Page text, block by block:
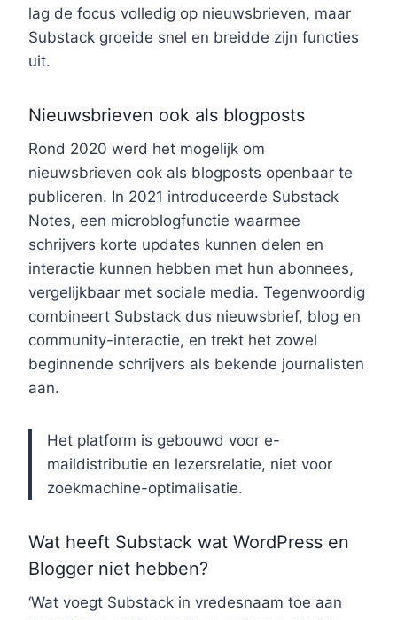
lag de focus volledig op nieuwsbrieven, maar
Substack groeide snel en breidde zijn functies
uit.
Nieuwsbrieven ook als blogposts
Rond 2020 werd het mogelijk om
nieuwsbrieven ook als blogposts openbaar te
publiceren. In 2021 introduceerde Substack
Notes, een microblogfunctie waarmee
schrijvers korte updates kunnen delen en
interactie kunnen hebben met hun abonnees,
vergelijkbaar met sociale media. Tegenwoordig
combineert Substack dus nieuwsbrief, blog en
community-interactie, en trekt het zowel
beginnende schrijvers als bekende journalisten
aan.
Het platform is gebouwd voor e-
maildistributie en lezersrelatie, niet voor
zoekmachine-optimalisatie.
Wat heeft Substack wat WordPress en
Blogger niet hebben?
‘Wat voegt Substack in vredesnaam toe aan